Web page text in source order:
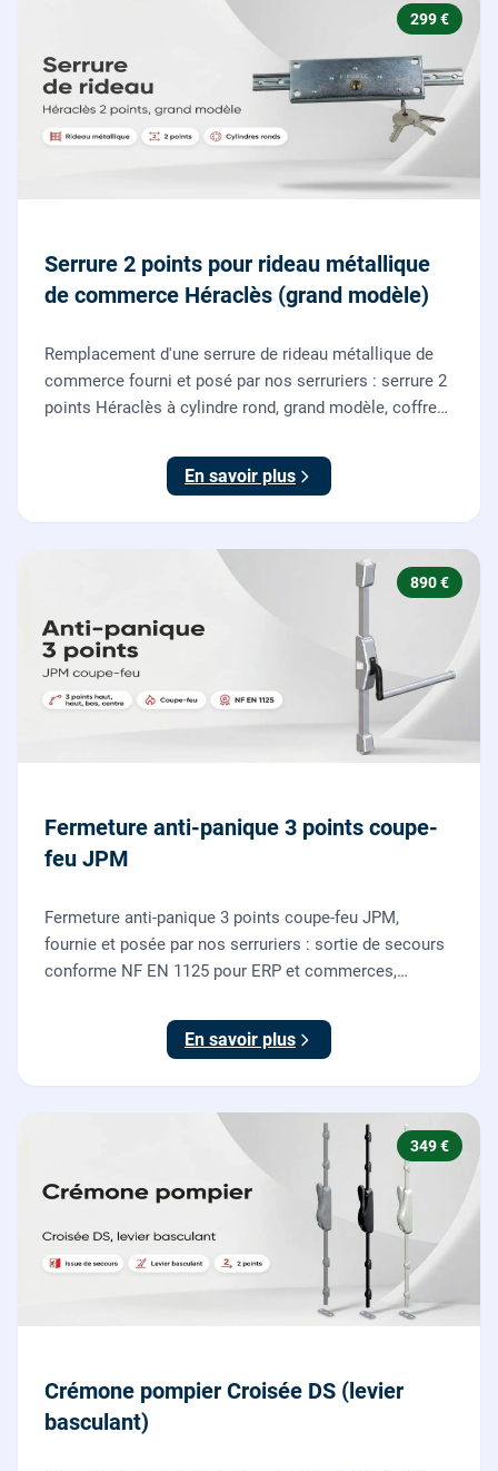
299 €
Serrure 2 points pour rideau métallique
de commerce Héraclès (grand modèle)
Remplacement d'une serrure de rideau métallique de
commerce fourni et posé par nos serruriers : serrure 2
points Héraclès à cylindre rond, grand modèle, coffre
des deux points de verrouillage.
En savoir plus
890 €
Fermeture anti-panique 3 points coupe-
feu JPM
Fermeture anti-panique 3 points coupe-feu JPM,
fournie et posée par nos serruriers : sortie de secours
conforme NF EN 1125 pour ERP et commerces,
En savoir plus
349 €
Crémone pompier Croisée DS (levier
basculant)